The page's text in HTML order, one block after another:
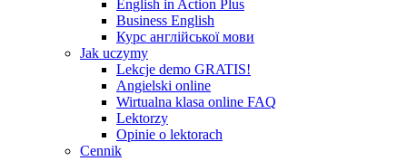
English in Action Plus
Business English
Курс англійської мови
Jak uczymy
Lekcje demo GRATIS!
Angielski online
Wirtualna klasa online FAQ
Lektorzy
Opinie o lektorach
Cennik